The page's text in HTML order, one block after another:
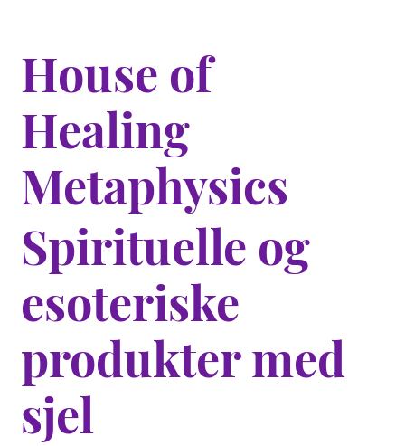
House of
Healing
Metaphysics
Spirituelle og
esoteriske
produkter med
sjel